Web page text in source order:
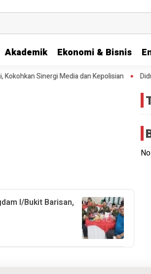
Akademik Ekonomi & Bisnis
Sinergi Media dan Kepolisian
I/Bukit Barisan,